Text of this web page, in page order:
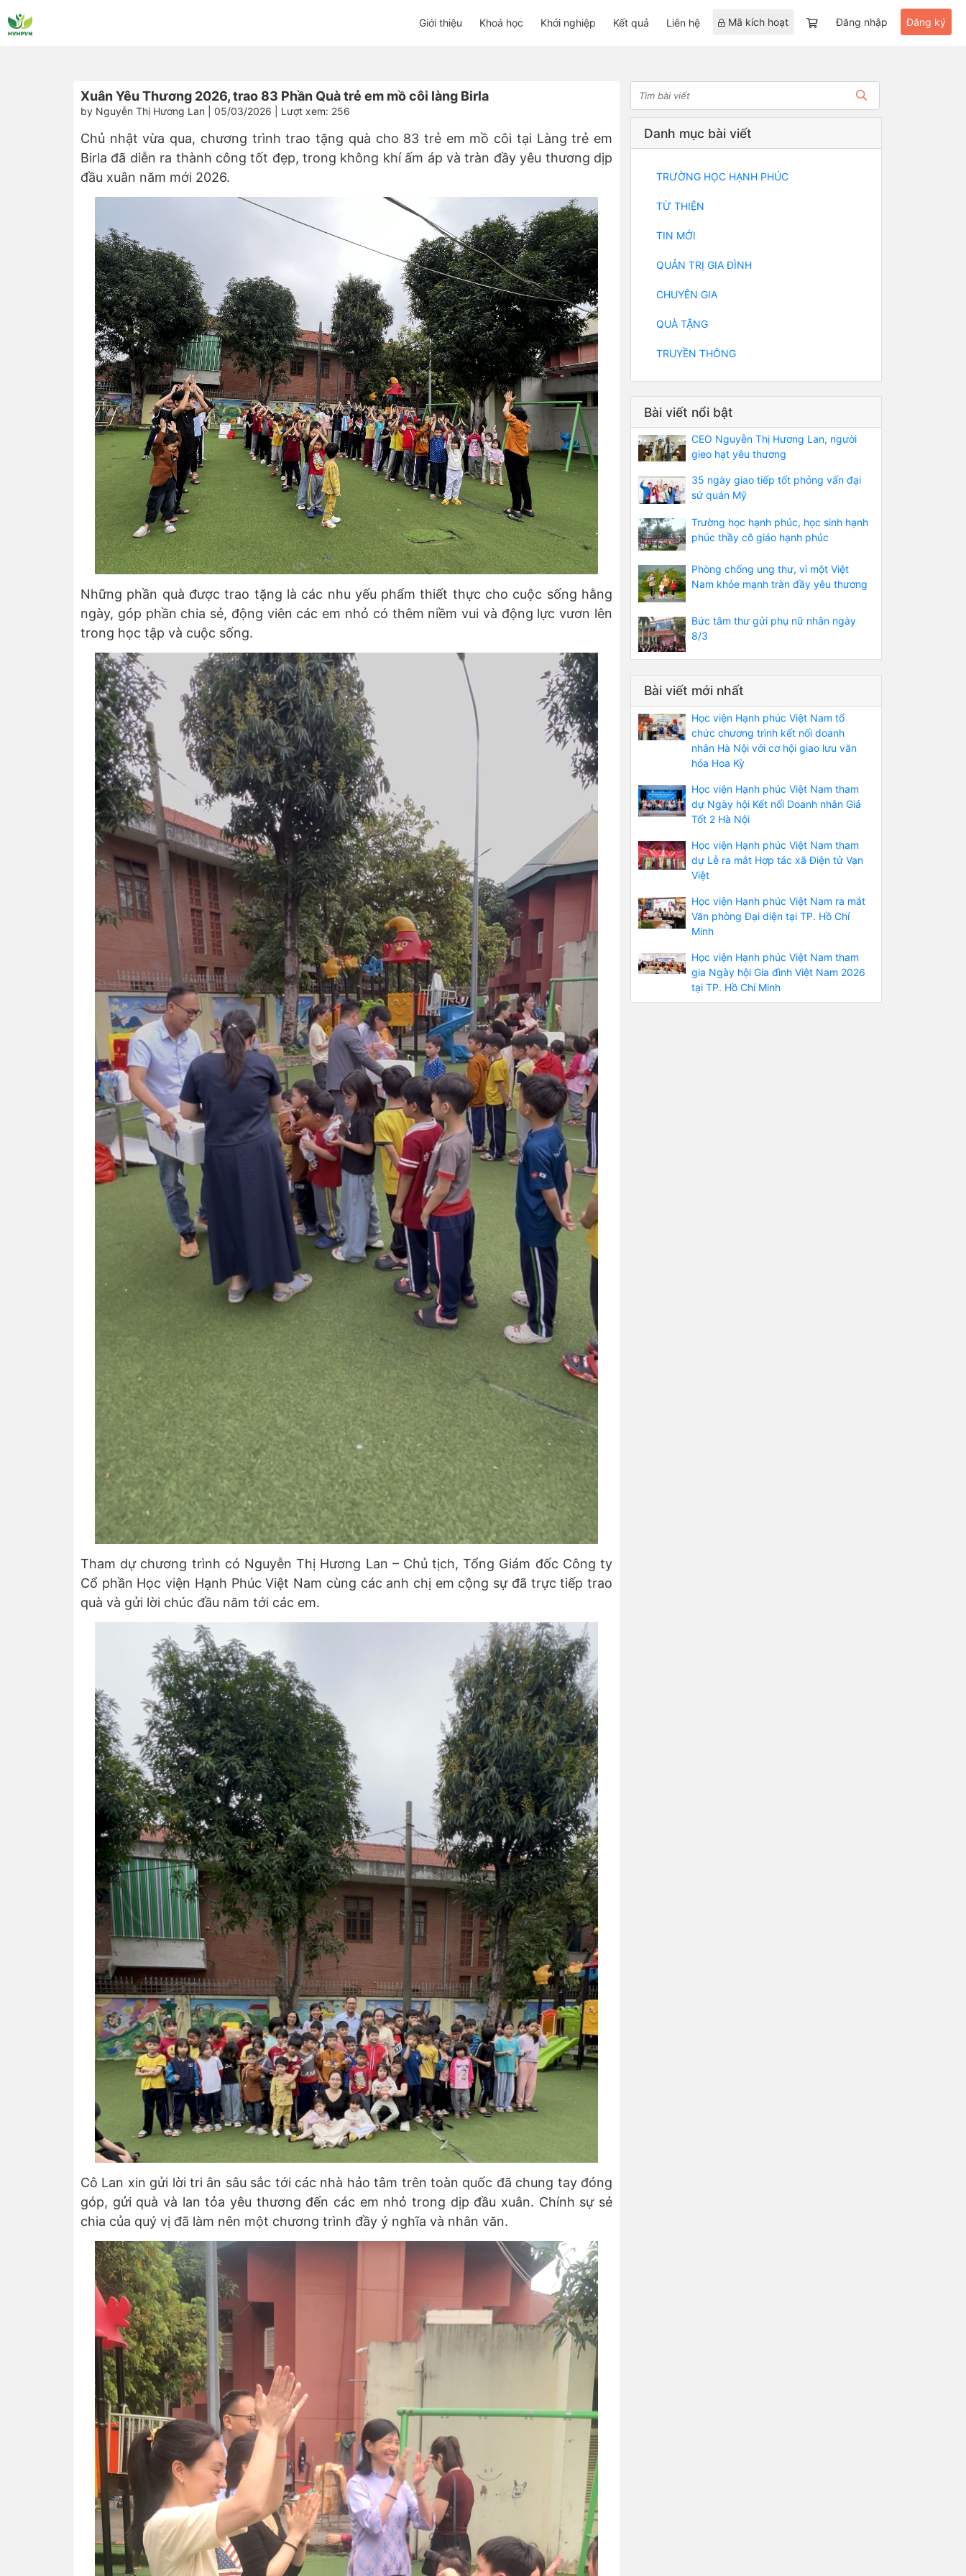
Giới thiệu Khoá học Khởi nghiệp Kết quả Liên hệ Mã kích hoạt Đăng nhập Đăng ký
Xuân Yêu Thương 2026, trao 83 Phần Quà trẻ em mồ côi làng Birla
by Nguyễn Thị Hương Lan | 05/03/2026 | Lượt xem: 256
Chủ nhật vừa qua, chương trình trao tặng quà cho 83 trẻ em mồ côi tại Làng trẻ em
Birla đã diễn ra thành công tốt đẹp, trong không khí ấm áp và tràn đầy yêu thương dịp
đầu xuân năm mới 2026.
Những phần quà được trao tặng là các nhu yếu phẩm thiết thực cho cuộc sống hằng
ngày, góp phần chia sẻ, động viên các em nhỏ có thêm niềm vui và động lực vươn lên
trong học tập và cuộc sống.
Tham dự chương trình có Nguyễn Thị Hương Lan – Chủ tịch, Tổng Giám đốc Công ty
Cổ phần Học viện Hạnh Phúc Việt Nam cùng các anh chị em cộng sự đã trực tiếp trao
quà và gửi lời chúc đầu năm tới các em.
Cô Lan xin gửi lời tri ân sâu sắc tới các nhà hảo tâm trên toàn quốc đã chung tay đóng
góp, gửi quà và lan tỏa yêu thương đến các em nhỏ trong dịp đầu xuân. Chính sự sẻ
chia của quý vị đã làm nên một chương trình đầy ý nghĩa và nhân văn.
Danh mục bài viết
TRƯỜNG HỌC HẠNH PHÚC
TỪ THIỆN
TIN MỚI
QUẢN TRỊ GIA ĐÌNH
CHUYÊN GIA
QUÀ TẶNG
TRUYỀN THÔNG
Bài viết nổi bật
CEO Nguyễn Thị Hương Lan, người
gieo hạt yêu thương
35 ngày giao tiếp tốt phỏng vấn đại
sứ quán Mỹ
Trường học hạnh phúc, học sinh hạnh
phúc thầy cô giáo hạnh phúc
Phòng chống ung thư, vì một Việt
Nam khỏe mạnh tràn đầy yêu thương
Bức tâm thư gửi phụ nữ nhân ngày
8/3
Bài viết mới nhất
Học viện Hạnh phúc Việt Nam tổ
chức chương trình kết nối doanh
nhân Hà Nội với cơ hội giao lưu văn
hóa Hoa Kỳ
Học viện Hạnh phúc Việt Nam tham
dự Ngày hội Kết nối Doanh nhân Giá
Tốt 2 Hà Nội
Học viện Hạnh phúc Việt Nam tham
dự Lễ ra mắt Hợp tác xã Điện tử Vạn
Việt
Học viện Hạnh phúc Việt Nam ra mắt
Văn phòng Đại diện tại TP. Hồ Chí
Minh
Học viện Hạnh phúc Việt Nam tham
gia Ngày hội Gia đình Việt Nam 2026
tại TP. Hồ Chí Minh